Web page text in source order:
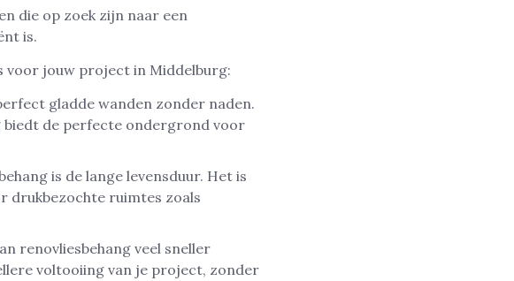
die op zoek zijn naar een
is.
voor jouw project in Middelburg:
gladde wanden zonder naden.
biedt de perfecte ondergrond voor
is de lange levensduur. Het is
drukbezochte ruimtes zoals
renovliesbehang veel sneller
voltooiing van je project, zonder